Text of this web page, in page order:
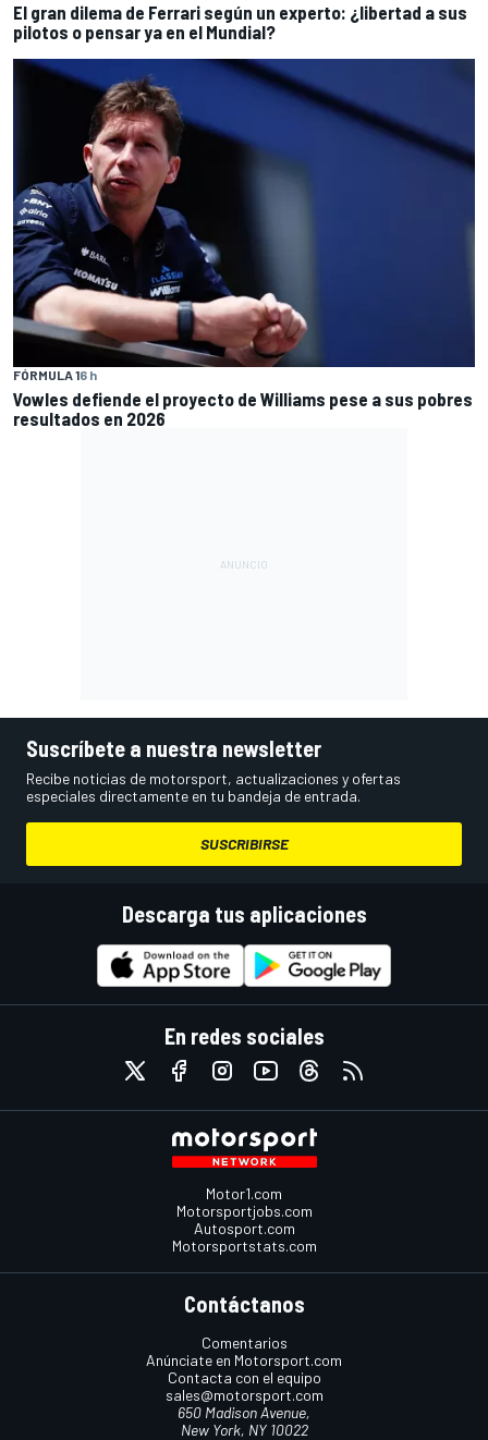
El gran dilema de Ferrari según un experto: ¿libertad a sus
pilotos o pensar ya en el Mundial?
FÓRMULA 16 h
Vowles defiende el proyecto de Williams pese a sus pobres
resultados en 2026
Suscríbete a nuestra newsletter
Recibe noticias de motorsport, actualizaciones y ofertas
especiales directamente en tu bandeja de entrada.
SUSCRIBIRSE
Descarga tus aplicaciones
En redes sociales
Motor1.com
Motorsportjobs.com
Autosport.com
Motorsportstats.com
Contáctanos
Comentarios
Anúnciate en Motorsport.com
Contacta con el equipo
sales@motorsport.com
650 Madison Avenue,
New York, NY 10022